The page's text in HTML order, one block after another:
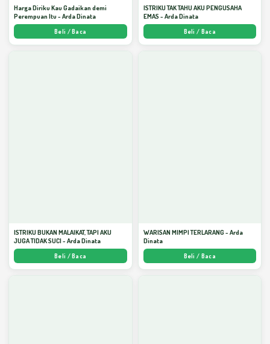
Harga Diriku Kau Gadaikan demi
Perempuan Itu - Arda Dinata
Beli / Baca
ISTRIKU TAK TAHU AKU PENGUSAHA
EMAS - Arda Dinata
Beli / Baca
ISTRIKU BUKAN MALAIKAT, TAPI AKU
JUGA TIDAK SUCI - Arda Dinata
Beli / Baca
WARISAN MIMPI TERLARANG - Arda
Dinata
Beli / Baca